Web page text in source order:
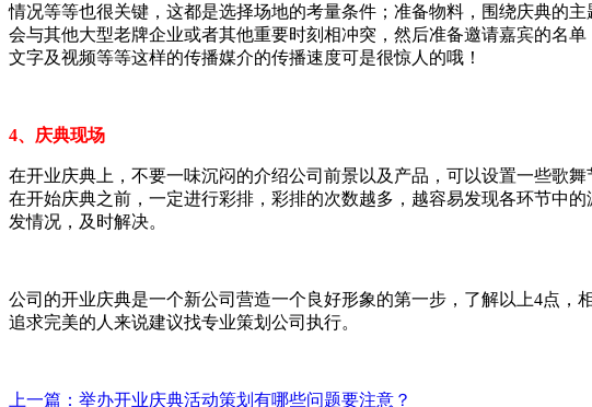
情况等等也很关键，这都是选择场地的考量条件；准备物料，围绕庆典的
会与其他大型老牌企业或者其他重要时刻相冲突，然后准备邀请嘉宾的名
文字及视频等等这样的传播媒介的传播速度可是很惊人的哦！
4、庆典现场
在开业庆典上，不要一味沉闷的介绍公司前景以及产品，可以设置一些歌
在开始庆典之前，一定进行彩排，彩排的次数越多，越容易发现各环节中
发情况，及时解决。
公司的开业庆典是一个新公司营造一个良好形象的第一步，了解以上4点
追求完美的人来说建议找专业策划公司执行。
上一篇：举办开业庆典活动策划有哪些问题要注意？